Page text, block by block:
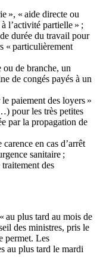
», « aide directe ou
l’activité partielle » ;
durée du travail pour
« particulièrement
ou de branche, un
de congés payés à un
paiement des loyers »
pour les très petites
par la propagation de
en cas d’arrêt
sanitaire ;
des
au plus tard au mois de
des ministres, pris le
permet. Les
au plus tard le mardi